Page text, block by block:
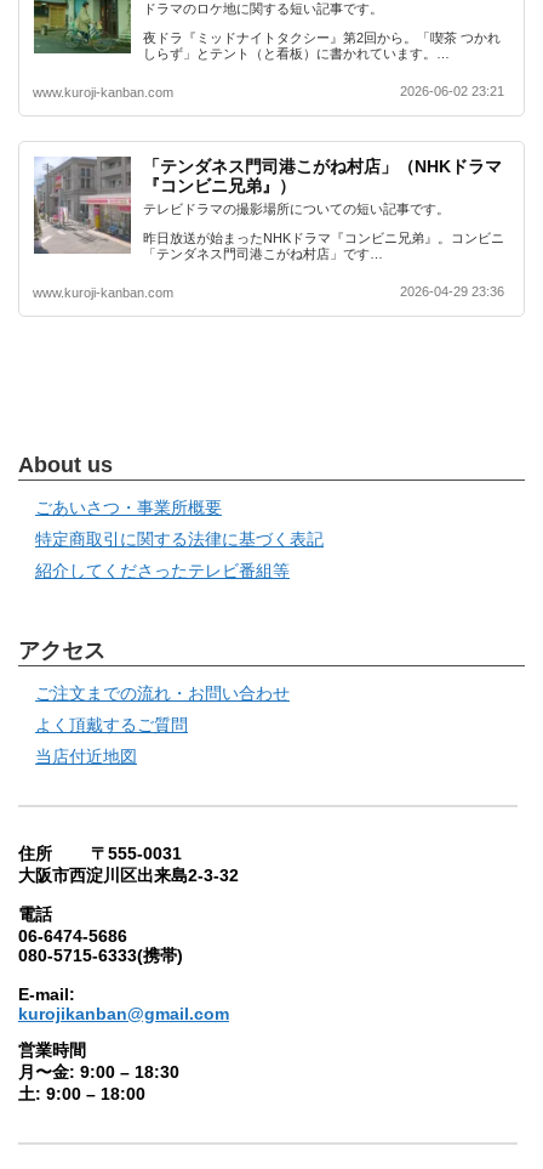
ドラマのロケ地に関する短い記事です。
夜ドラ『ミッドナイトタクシー』第2回から。「喫茶 つかれ
しらず」とテント（と看板）に書かれています。…
www.kuroji-kanban.com 2026-06-02 23:21
「テンダネス門司港こがね村店」（NHKドラマ
『コンビニ兄弟』）
テレビドラマの撮影場所についての短い記事です。
昨日放送が始まったNHKドラマ『コンビニ兄弟』。コンビニ
「テンダネス門司港こがね村店」です…
www.kuroji-kanban.com 2026-04-29 23:36
About us
ごあいさつ・事業所概要
特定商取引に関する法律に基づく表記
紹介してくださったテレビ番組等
アクセス
ご注文までの流れ・お問い合わせ
よく頂戴するご質問
当店付近地図
住所 〒555-0031
大阪市西淀川区出来島2-3-32
電話
06-6474-5686
080-5715-6333(携帯)
E-mail:
kurojikanban@gmail.com
営業時間
月〜金: 9:00 – 18:30
土: 9:00 – 18:00